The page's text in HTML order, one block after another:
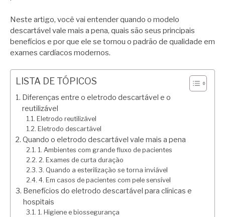
Neste artigo, você vai entender quando o modelo
descartável vale mais a pena, quais são seus principais
benefícios e por que ele se tornou o padrão de qualidade em
exames cardíacos modernos.
LISTA DE TÓPICOS
Diferenças entre o eletrodo descartável e o
reutilizável
Eletrodo reutilizável
Eletrodo descartável
Quando o eletrodo descartável vale mais a pena
1. Ambientes com grande fluxo de pacientes
2. Exames de curta duração
3. Quando a esterilização se torna inviável
4. Em casos de pacientes com pele sensível
Benefícios do eletrodo descartável para clínicas e
hospitais
1. Higiene e biossegurança